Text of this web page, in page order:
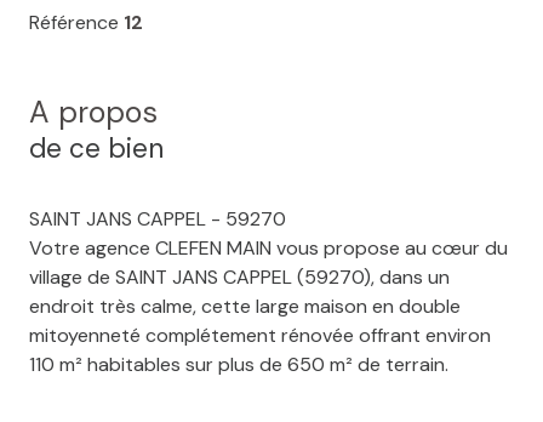
Référence 12
A propos
de ce bien
SAINT JANS CAPPEL - 59270
Votre agence CLEFEN MAIN vous propose au cœur du
village de SAINT JANS CAPPEL (59270), dans un
endroit très calme, cette large maison en double
mitoyenneté complétement rénovée offrant environ
110 m² habitables sur plus de 650 m² de terrain.